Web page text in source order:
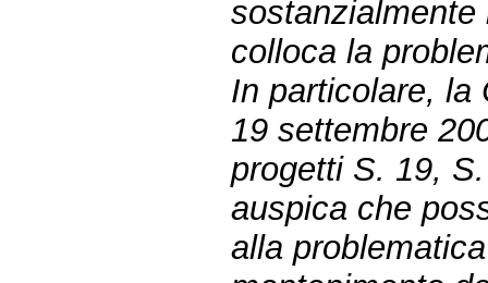
colloca la
In particolare, la
19 settembre
progetti S. 19,
auspica che
alla